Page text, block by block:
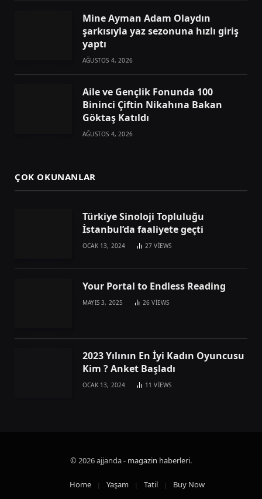
Mine Ayman Adam Olaydın
şarkısıyla yaz sezonuna hızlı giriş
yaptı
AĞUSTOS 4, 2026
Aile ve Gençlik Fonunda 100
Bininci Çiftin Nikahına Bakan
Göktaş Katıldı
AĞUSTOS 4, 2026
ÇOK OKUNANLAR
Türkiye Sinoloji Topluluğu
İstanbul’da faaliyete geçti
OCAK 13, 2024 27VIEWS
Your Portal to Endless Reading
MAYIS 3, 2025 26VIEWS
2023 Yılının En İyi Kadın Oyuncusu
Kim ? Anket Başladı
OCAK 13, 2024 11VIEWS
© 2026 ajjanda - magazin haberleri.
Home Yaşam Tatil Buy Now